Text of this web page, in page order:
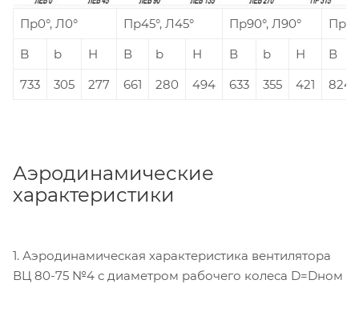
Пр0°, Л0° Пр45°, Л45° Пр90°, Л90°
B
b Н В b Н В b Н
В
733
305 277 661 280 494 633 355 421 824
Аэродинамические
характеристики
1. Аэродинамическая характеристика вентилятора
ВЦ 80-75 №4 с диаметром рабочего колеса D=Dном